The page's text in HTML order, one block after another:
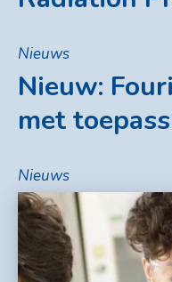
Nieuws
Nieuw:
met
Nieuws